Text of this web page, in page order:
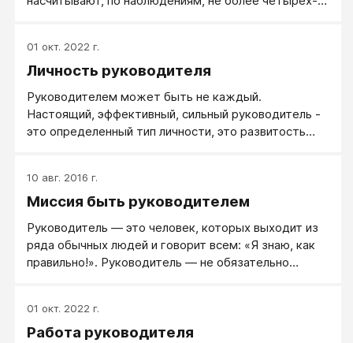
просто нет в природе.
есть в данном коллективе – четыре-пять типажей
назовут бойко, а затем начинают запинаться.
персонажей обычно используются лишь их
фанатами и больше не для практики, а для теорий и
рассуждений.
01 окт. 2022 г.
Личность руководителя
Руководителем может быть не каждый.
Настоящий, эффективный, сильный руководитель -
это определенный тип личности, это развитость
10 авг. 2016 г.
Миссия быть руководителем
Руководитель — это человек, которых выходит из
ряда обычных людей и говорит всем: «Я знаю, как
правильно!». Руководитель — не обязательно
01 окт. 2022 г.
Работа руководителя